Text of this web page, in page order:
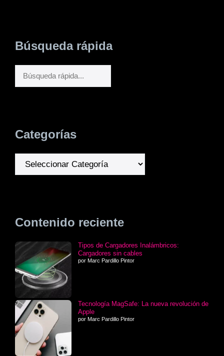
Búsqueda rápida
Categorías
Contenido reciente
Tipos de Cargadores Inalámbricos:
Cargadores sin cables
por Marc Pardillo Pintor
Tecnología MagSafe: La nueva revolución de
Apple
por Marc Pardillo Pintor